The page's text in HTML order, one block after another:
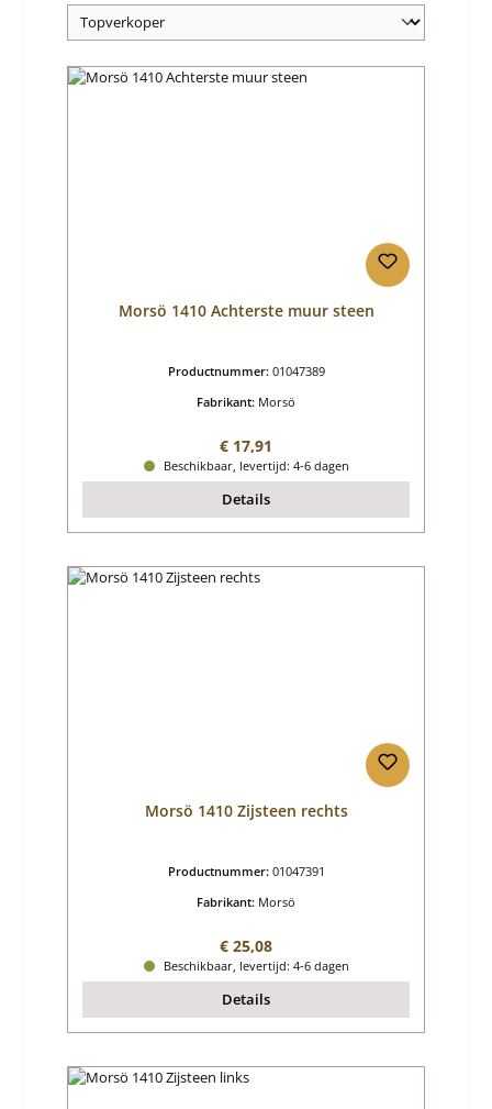
Morsö 1410 Achterste muur steen
Productnummer: 01047389
Fabrikant: Morsö
Normale prijs:
€ 17,91
Beschikbaar, levertijd: 4-6 dagen
Details
Morsö 1410 Zijsteen rechts
Productnummer: 01047391
Fabrikant: Morsö
Normale prijs:
€ 25,08
Beschikbaar, levertijd: 4-6 dagen
Details